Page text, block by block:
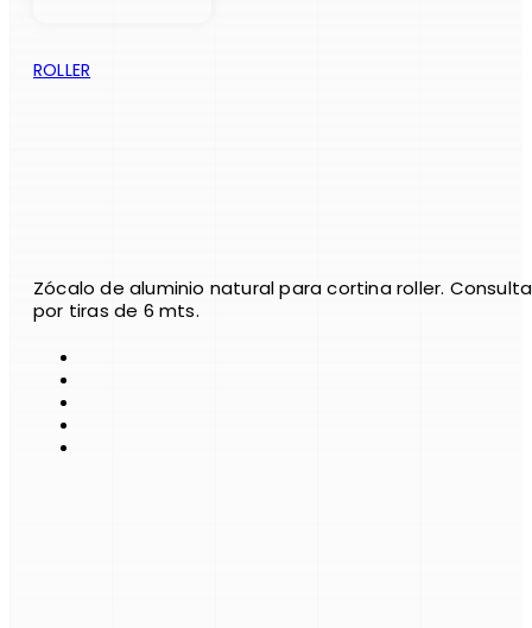
ROLLER
Zócalo de aluminio natural para cortina roller.
por tiras de 6 mts.